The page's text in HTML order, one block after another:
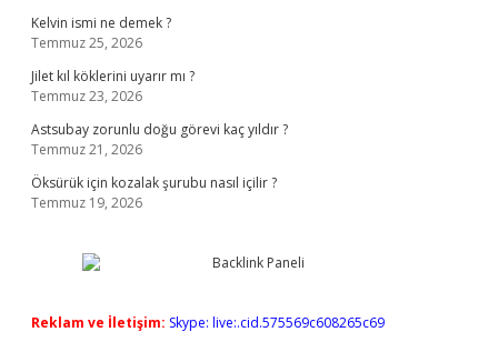
Kelvin ismi ne demek ?
Temmuz 25, 2026
Jilet kıl köklerini uyarır mı ?
Temmuz 23, 2026
Astsubay zorunlu doğu görevi kaç yıldır ?
Temmuz 21, 2026
Öksürük için kozalak şurubu nasıl içilir ?
Temmuz 19, 2026
Reklam ve İletişim: Skype: live:.cid.575569c608265c69